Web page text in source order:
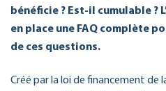
bénéficie ? Est-il cumulable ?
en place une FAQ complète
de ces questions.
Créé par la loi de financement de